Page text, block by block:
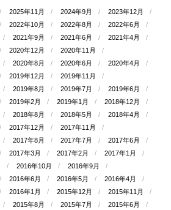
2025年11月 2024年9月
2023年12月
2022年10月 2022年8月
2022年6月
2021年9月 2021年6月
2021年4月
2020年12月
2020年11月
2020年8月 2020年6月
2020年4月
2019年12月
2019年11月
2019年8月 2019年7月
2019年6月
2019年2月 2019年1月
2018年12月
2018年8月 2018年5月
2018年4月
2017年12月
2017年11月
2017年8月 2017年7月
2017年6月
2017年3月 2017年2月
2017年1月
2016年10月
2016年9月
2016年6月 2016年5月
2016年4月
2016年1月 2015年12月
2015年11月
2015年8月 2015年7月
2015年6月